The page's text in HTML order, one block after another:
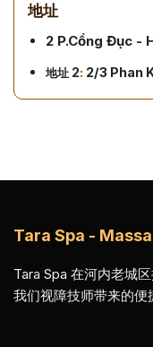
地址
2 P.Cổng Đục -
地址 2: 2/3 Phan
Tara Spa -
Tara Spa 在河内老城
我们视障技师带来的便